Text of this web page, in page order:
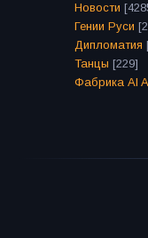
Новости
Гении Руси
Дипломатия
Танцы [229]
Фабрика AI